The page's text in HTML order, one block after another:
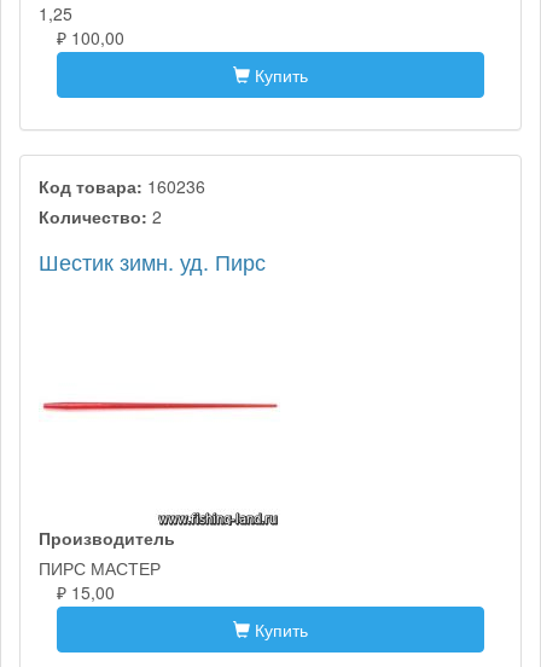
1,25
₽ 100,00
Купить
Код товара: 160236
Количество: 2
Шестик зимн. уд. Пирс
Производитель
ПИРС МАСТЕР
₽ 15,00
Купить